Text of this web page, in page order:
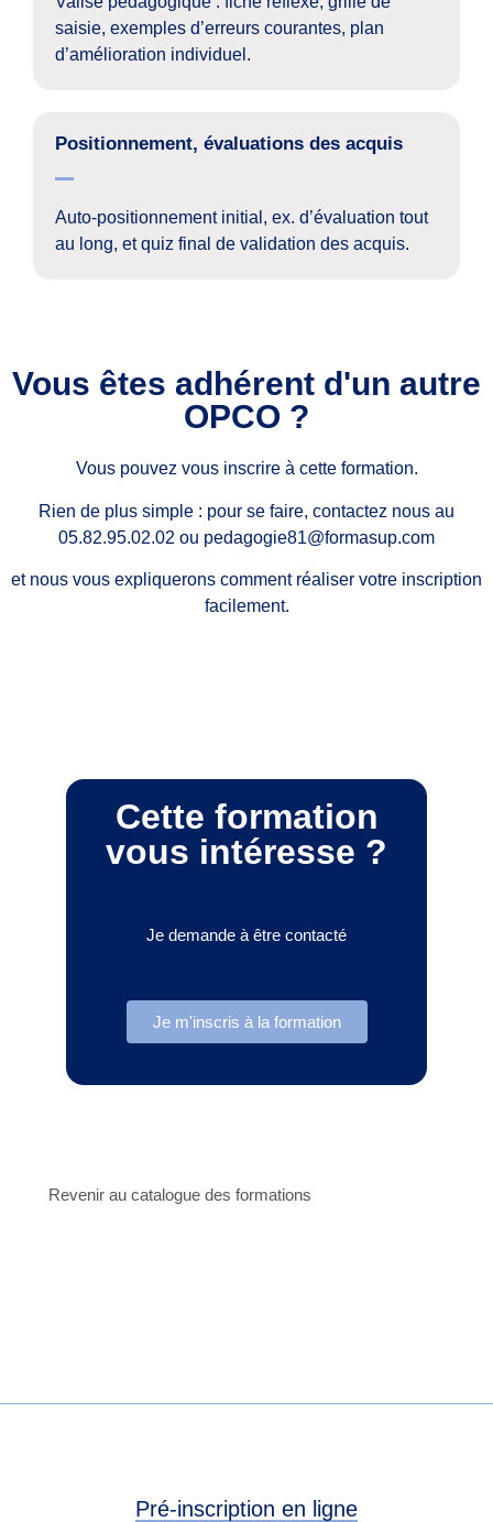
saisie, exemples d’erreurs courantes, plan
d’amélioration individuel.
Positionnement, évaluations des acquis
Auto-positionnement initial, ex. d’évaluation tout
au long, et quiz final de validation des acquis.
Vous êtes adhérent d'un autre
OPCO ?
Vous pouvez vous inscrire à cette formation.
Rien de plus simple : pour se faire, contactez nous au
05.82.95.02.02 ou pedagogie81@formasup.com
et nous vous expliquerons comment réaliser votre inscription
facilement.
Cette formation
vous intéresse ?
Je demande à être contacté
Je m'inscris à la formation
Revenir au catalogue des formations
Pré-inscription en ligne